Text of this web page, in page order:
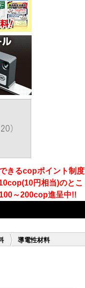
きるcopポイント制度
円相当)のとこ
～200cop進呈中!!
導電性材料